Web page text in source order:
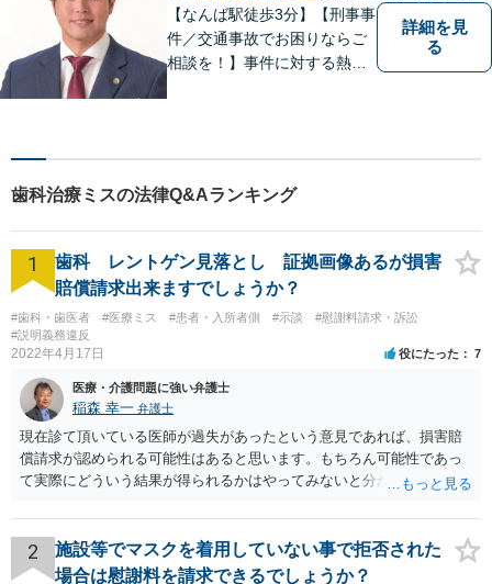
【なんば駅徒歩3分】【刑事事
件／交通事故でお困りならご
相談を！】事件に対する熱い
の弁護を大切にしておりま
す。【LINEやメールの問い合
わせ可】
詳細を見
る
歯科治療ミスの法律Q&Aランキング
1
歯科 レントゲン見落とし 証拠画像あるが損害
賠償請求出来ますでしょうか？
#歯科・歯医者 #医療ミス #患者・入所者側 #示談
#慰謝料請求・訴訟
#説明義務違反
2022年4月17日 役にたった 7
医療・介護問題に強い弁護士
稲森 幸一 弁護士
現在診て頂いている医師が過失があったという意見であれば、損害賠
償請求が認められる可能性はあると思います。もちろん可能性であっ
て実際にどういう結果が得られるかはやってみないと分かりません
療費や精神的苦痛を受けた分の慰謝料や仕事に影響があれば休業損害
などが考えられます。 頑張ってください。
2
施設等でマスクを着用していない事で拒否された
場合は慰謝料を請求できるでしょうか？